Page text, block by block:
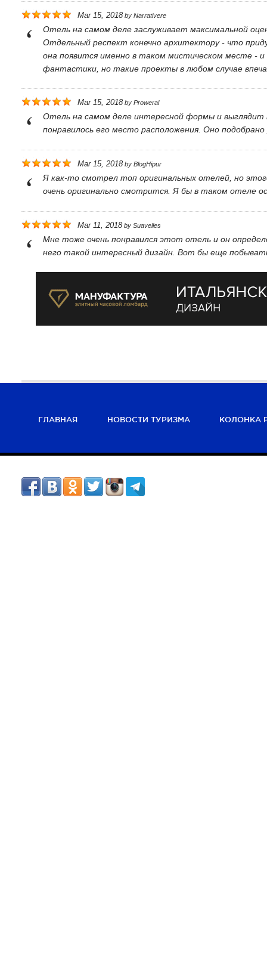
Mar 15, 2018by Narrativere
Отель на самом деле заслуживает максимальной
Отдельный респект конечно архитектору - что
она появится именно в таком мистическом месте -
фантастики, но такие проекты в любом случае
Mar 15, 2018by Proweral
Отель на самом деле интересной формы и
понравилось его место расположения. Оно подобрано
Mar 15, 2018by BlogHipur
Я как-то смотрел топ оригинальных отелей, но
очень оригинально смотрится. Я бы в таком отеле
Mar 11, 2018by Suavelles
Мне тоже очень понравился этот отель и он
него такой интересный дизайн. Вот бы еще
ГЛАВНАЯ НОВОСТИ ТУРИЗМА КОЛОНКА